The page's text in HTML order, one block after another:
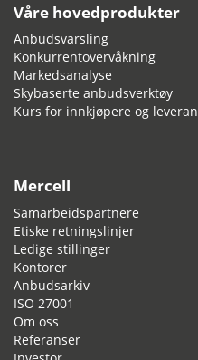
Våre hovedprodukter
Anbudsvarsling
Konkurrentovervåkning
Markedsanalyse
Skybaserte anbudsverktøy
Kurs for innkjøpere og
Mercell
Samarbeidspartnere
Etiske retningslinjer
Ledige stillinger
Kontorer
Anbudsarkiv
ISO 27001
Om oss
Referanser